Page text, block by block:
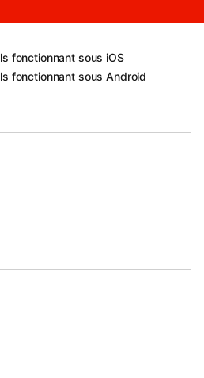
fonctionnant sous iOS
fonctionnant sous Android